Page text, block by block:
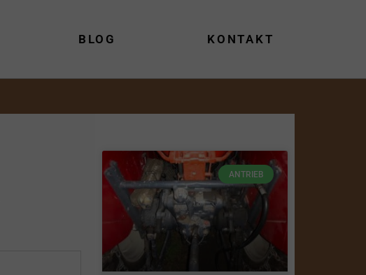
BLOG KONTAKT
ANTRIEB